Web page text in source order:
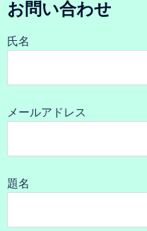
お問い合わせ
氏名
メールアドレス
題名